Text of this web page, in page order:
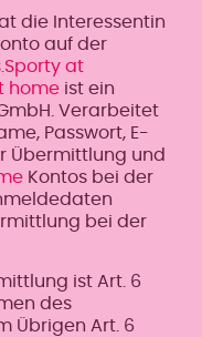
die Interessentin
auf der
at
homeist ein
Verarbeitet
Passwort, E-
Übermittlung und
Kontos bei der
bei der
ist Art. 6
des
Übrigen Art. 6